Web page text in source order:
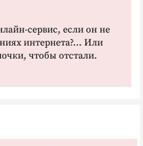
сервис, если он не
интернета?... Или
чтобы отстали.